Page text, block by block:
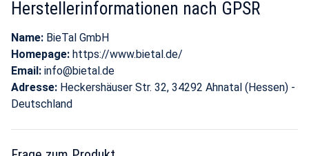
Herstellerinformationen nach GPSR
Name: BieTal GmbH
Homepage: https://www.bietal.de/
Email: info@bietal.de
Adresse: Heckershäuser Str. 32, 34292 Ahnatal (Hessen) -
Deutschland